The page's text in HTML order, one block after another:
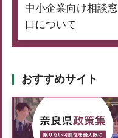
中小企業向け相談窓
口について
おすすめサイト